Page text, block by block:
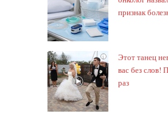
признак
i
Этот танец
вас без слов!
раз